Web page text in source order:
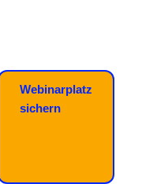
Webinarplatz
sichern